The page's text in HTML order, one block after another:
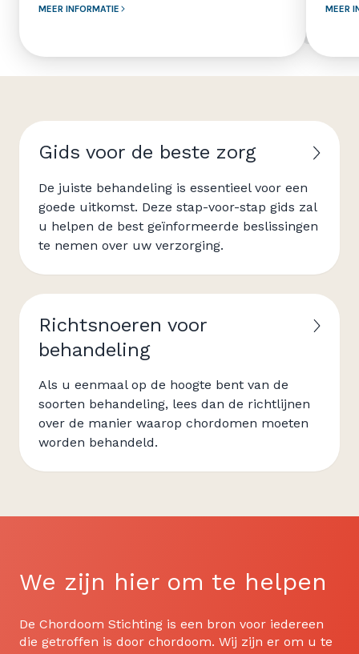
MEER INFORMATIE MEER
Gids voor de beste zorg
De juiste behandeling is essentieel voor een
goede uitkomst. Deze stap-voor-stap gids zal
u helpen de best geïnformeerde beslissingen
te nemen over uw verzorging.
Richtsnoeren voor
behandeling
Als u eenmaal op de hoogte bent van de
soorten behandeling, lees dan de richtlijnen
over de manier waarop chordomen moeten
worden behandeld.
We zijn hier om te helpen
De Chordoom Stichting is een bron voor iedereen
die getroffen is door chordoom. Wij zijn er om u te